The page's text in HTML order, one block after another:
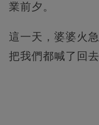
業前夕。
這一天，婆婆火
把我們都喊了回去